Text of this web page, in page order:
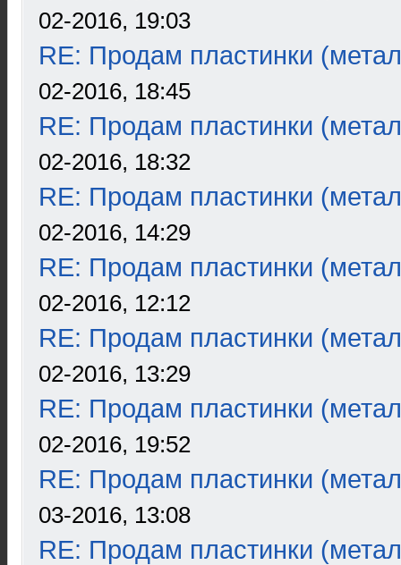
02-2016, 19:03
RE: Продам пластинки
02-2016, 18:45
RE: Продам пластинки
02-2016, 18:32
RE: Продам пластинки
02-2016, 14:29
RE: Продам пластинки
02-2016, 12:12
RE: Продам пластинки
02-2016, 13:29
RE: Продам пластинки
02-2016, 19:52
RE: Продам пластинки
03-2016, 13:08
RE: Продам пластинки